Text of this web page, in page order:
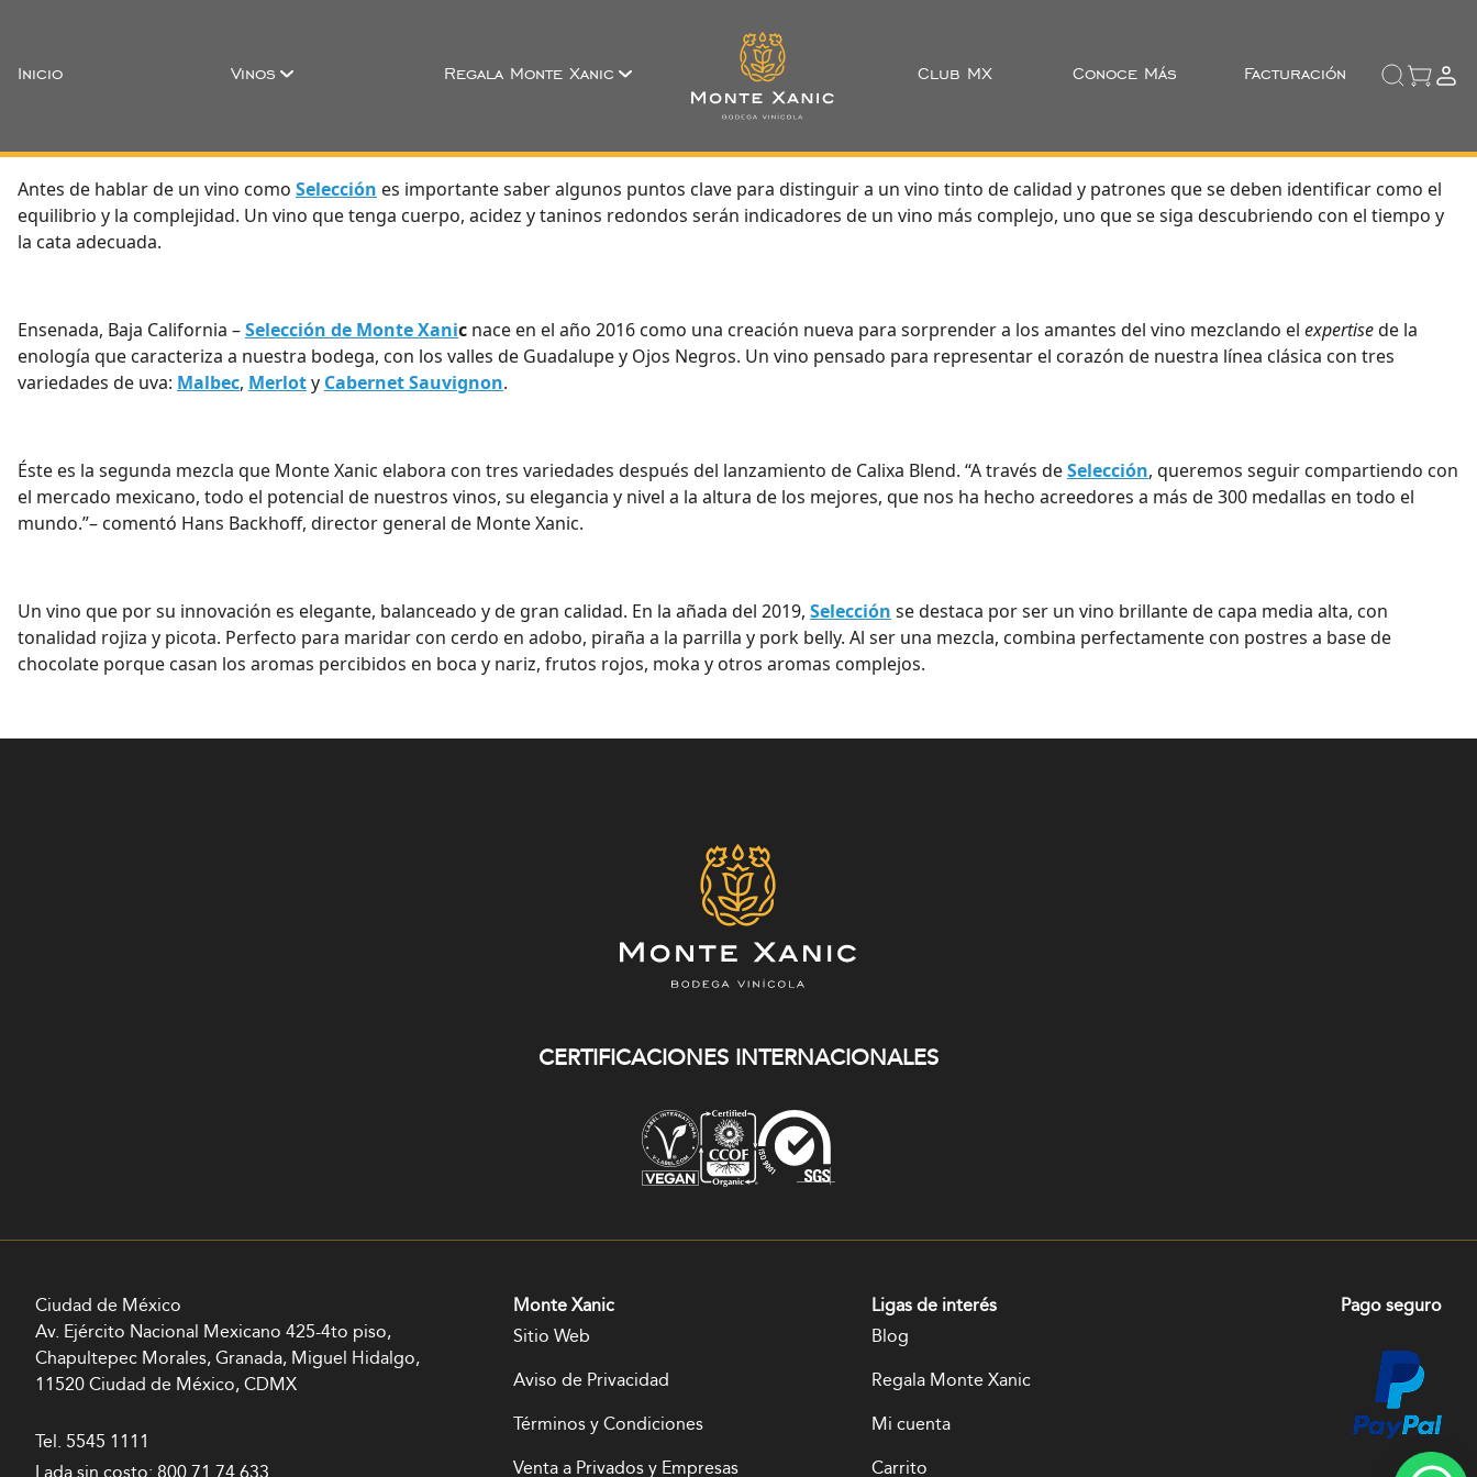
Inicio Vinos Regala Monte Xanic Club MX Conoce Más Facturación
Antes de hablar de un vino como Selección es importante saber algunos puntos clave para distinguir a un vino tinto de calidad y patrones que se deben identificar como el
equilibrio y la complejidad. Un vino que tenga cuerpo, acidez y taninos redondos serán indicadores de un vino más complejo, uno que se siga descubriendo con el tiempo y
la cata adecuada.
Ensenada, Baja California –Selección de Monte Xanic nace en el año 2016 como una creación nueva para sorprender a los amantes del vino mezclando el expertisede la
enología que caracteriza a nuestra bodega, con los valles de Guadalupe y Ojos Negros. Un vino pensado para representar el corazón de nuestra línea clásica con tres
variedades de uva: Malbec, Merloty Cabernet Sauvignon.
Éste es la segunda mezcla que Monte Xanic elabora con tres variedades después del lanzamiento de Calixa Blend. “A través deSelección, queremos seguir compartiendo con
el mercado mexicano, todo el potencial de nuestros vinos, su elegancia y nivel a la altura de los mejores, que nos ha hecho acreedores a más de 300 medallas en todo el
mundo.”– comentó Hans Backhoff, director general de Monte Xanic.
Un vino que por su innovación es elegante, balanceado y de gran calidad. En la añada del 2019, Selección se destaca por ser un vino brillante de capa media alta, con
tonalidad rojiza y picota. Perfecto para maridar con cerdo en adobo, piraña a la parrilla y pork belly. Al ser una mezcla, combina perfectamente con postres a base de
chocolate porque casan los aromas percibidos en boca y nariz, frutos rojos, moka y otros aromas complejos.
CERTIFICACIONES INTERNACIONALES
Ciudad de México
Av. Ejército Nacional Mexicano 425-4to piso,
Chapultepec Morales, Granada, Miguel Hidalgo,
11520 Ciudad de México, CDMX
Tel. 5545 1111
Monte Xanic
Sitio Web
Aviso de Privacidad
Términos y Condiciones
Venta a Privados y Empresas
Ligas de interés
Blog
Regala Monte Xanic
Mi cuenta
Carrito
Pago seguro